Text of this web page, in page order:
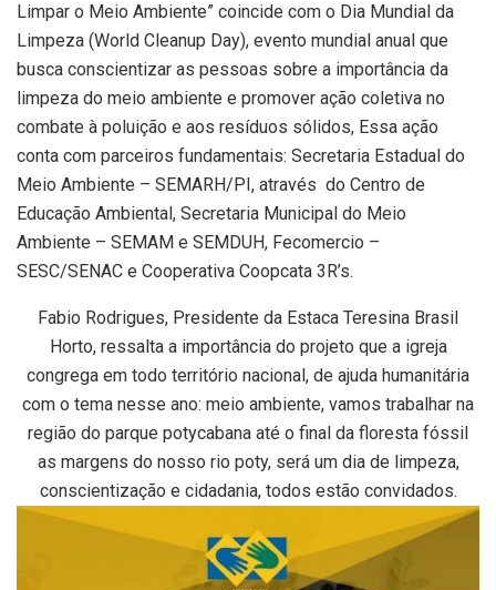
Limpar o Meio Ambiente” coincide com o Dia Mundial da
Limpeza (World Cleanup Day), evento mundial anual que
busca conscientizar as pessoas sobre a importância da
limpeza do meio ambiente e promover ação coletiva no
combate à poluição e aos resíduos sólidos, Essa ação
conta com parceiros fundamentais: Secretaria Estadual do
Meio Ambiente – SEMARH/PI, através do Centro de
Educação Ambiental, Secretaria Municipal do Meio
Ambiente – SEMAM e SEMDUH, Fecomercio –
SESC/SENAC e Cooperativa Coopcata 3R’s.
Fabio Rodrigues, Presidente da Estaca Teresina Brasil
Horto, ressalta a importância do projeto que a igreja
congrega em todo território nacional, de ajuda humanitária
com o tema nesse ano: meio ambiente, vamos trabalhar na
região do parque potycabana até o final da floresta fóssil
as margens do nosso rio poty, será um dia de limpeza,
conscientização e cidadania, todos estão convidados.